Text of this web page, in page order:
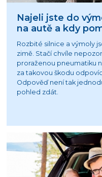
Najeli jste do
na autě a kdy
Rozbité silnice a výmoly
zimě. Stačí chvíle
proraženou pneumatiku
za takovou škodu
Odpověď není tak
pohled zdát.